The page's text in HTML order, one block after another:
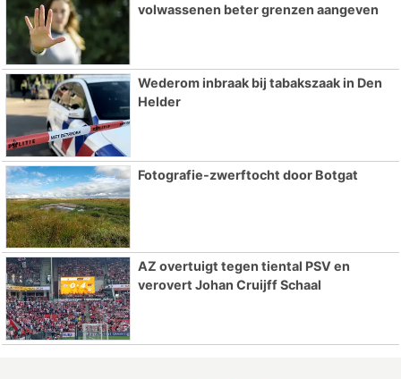
volwassenen beter grenzen aangeven
Wederom inbraak bij tabakszaak in Den
Helder
Fotografie-zwerftocht door Botgat
AZ overtuigt tegen tiental PSV en
verovert Johan Cruijff Schaal